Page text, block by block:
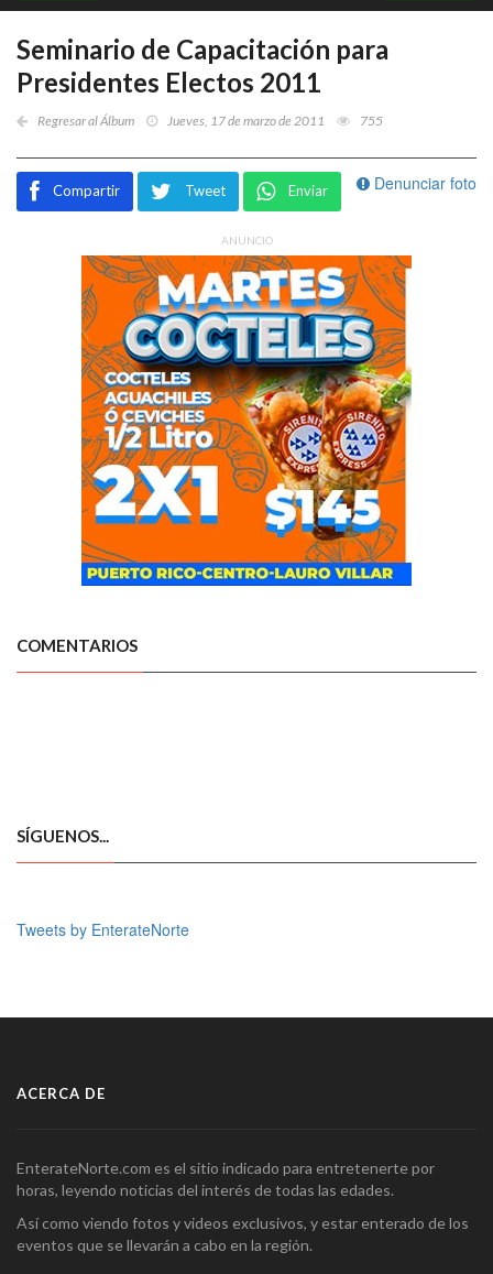
Seminario de Capacitación para
Presidentes Electos 2011
Regresar al Álbum Jueves, 17 de marzo de 2011 755
Denunciar foto
Compartir Tweet Enviar
ANUNCIO
COMENTARIOS
SÍGUENOS...
Tweets by EnterateNorte
ACERCA DE
EnterateNorte.com es el sitio indicado para entretenerte por
horas, leyendo noticias del interés de todas las edades.
Así como viendo fotos y videos exclusivos, y estar enterado de los
eventos que se llevarán a cabo en la región.